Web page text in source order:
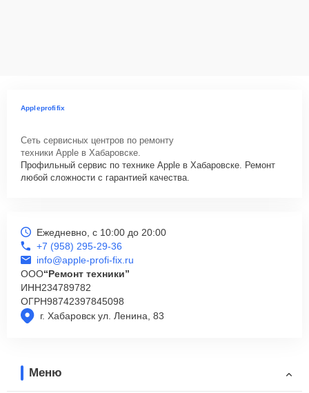
Appleprofifix
Сеть сервисных центров по ремонту
техники Apple в Хабаровске.
Профильный сервис по технике Apple в Хабаровске. Ремонт
любой сложности с гарантией качества.
г. Хабаровск ул. Ленина, 83
Ежедневно, с 10:00 до 20:00
+7 (958) 295-29-36
info@apple-profi-fix.ru
ООО“Ремонт техники”
ИНН234789782
ОГРН98742397845098
Меню